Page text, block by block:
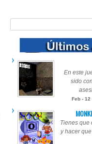
En este
sido
Feb - 12
Tienes que
y hacer